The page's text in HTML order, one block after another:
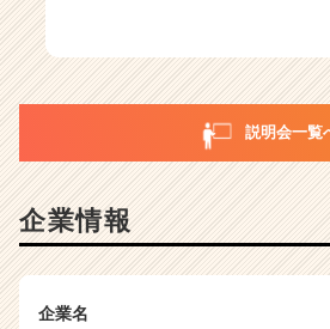
ア
キ
（C
h
説明会一覧
企業情報
企業名